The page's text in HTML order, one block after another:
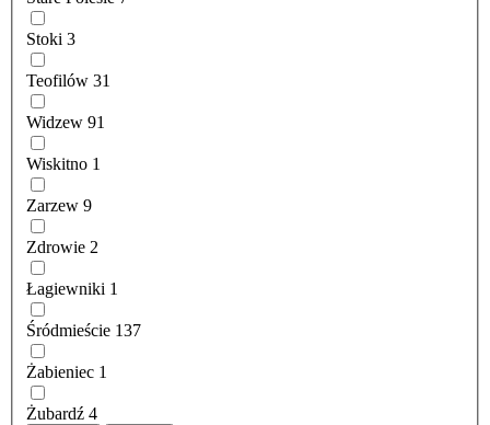
Stoki 3
Teofilów 31
Widzew 91
Wiskitno 1
Zarzew 9
Zdrowie 2
Łagiewniki 1
Śródmieście 137
Żabieniec 1
Żubardź 4